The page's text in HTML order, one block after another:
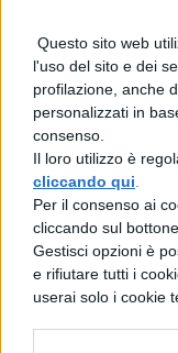
Questo sito web
l'uso del sito e dei
profilazione, anche
personalizzati in
consenso.
Il loro utilizzo è
cliccando qui
Per il consenso ai
cliccando sul
Gestisci opzioni è
e rifiutare tutti i
userai solo i cookie
per la coppia.
sua passione
Susan Kelechi
vedremo
diversi. La
invece, sarà
Philadelphia:
bianchi
americani